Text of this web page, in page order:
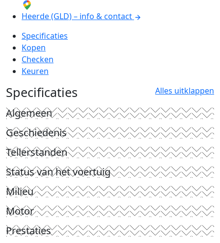
Heerde (GLD) – info & contact
Specificaties
Kopen
Checken
Keuren
Specificaties Alles uitklappen
Algemeen
Geschiedenis
Tellerstanden
Status van het voertuig
Milieu
Motor
Prestaties